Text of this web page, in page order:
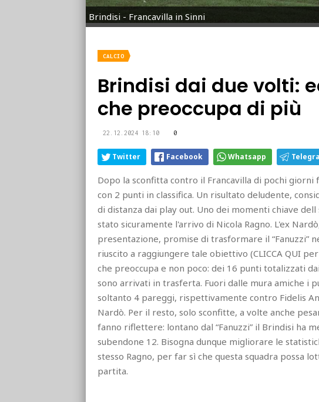
Brindisi - Francavilla in Sinni
CALCIO
Brindisi dai due volti:
che preoccupa di più
22.12.2024 18:10 0
Twitter Facebook Whatsapp
Dopo la sconfitta contro il Francavilla di pochi giorni
con 2 punti in classifica. Un risultato deludente,
di distanza dai play out. Uno dei momenti chiave
stato sicuramente l'arrivo di Nicola Ragno. L'ex
presentazione, promise di trasformare il “Fanuzzi”
riuscito a raggiungere tale obiettivo (CLICCA QUI
che preoccupa e non poco: dei 16 punti totalizzati
sono arrivati in trasferta. Fuori dalle mura amiche i
soltanto 4 pareggi, rispettivamente contro Fidelis
Nardò. Per il resto, solo sconfitte, a volte anche
fanno riflettere: lontano dal “Fanuzzi” il Brindisi ha
subendone 12. Bisogna dunque migliorare le
stesso Ragno, per far sì che questa squadra possa
partita.